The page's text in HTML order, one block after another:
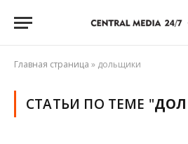
Главная страница » дольщики
СТАТЬИ ПО ТЕМЕ "